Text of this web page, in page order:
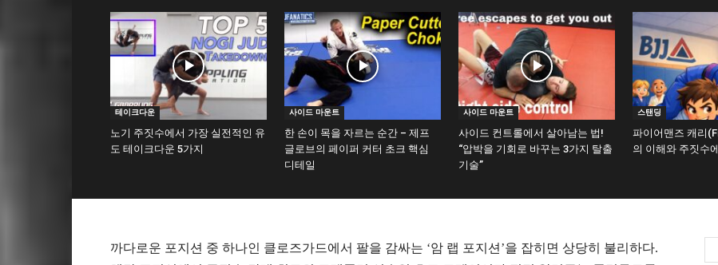
테이크다운
노기 주짓수에서 가장 실전적인 유
도 테이크다운 5가지
사이드 마운트
한 손이 목을 자르는 순간 – 제프
글로브의 페이퍼 커터 초크 핵심
디테일
사이드 마운트
사이드 컨트롤에서 살아남는 법!
“압박을 기회로 바꾸는 3가지 탈출
기술”
스탠딩
파이어맨즈 캐리
의 이해와 주짓수
까다로운 포지션 중 하나인 클로즈가드에서 팔을 감싸는 ‘암 랩 포지션’을 잡히면 상당히 불리하다.